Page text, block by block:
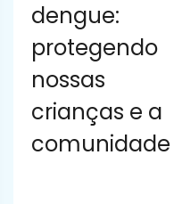
dengue:
protegendo
nossas
crianças e a
comunidade